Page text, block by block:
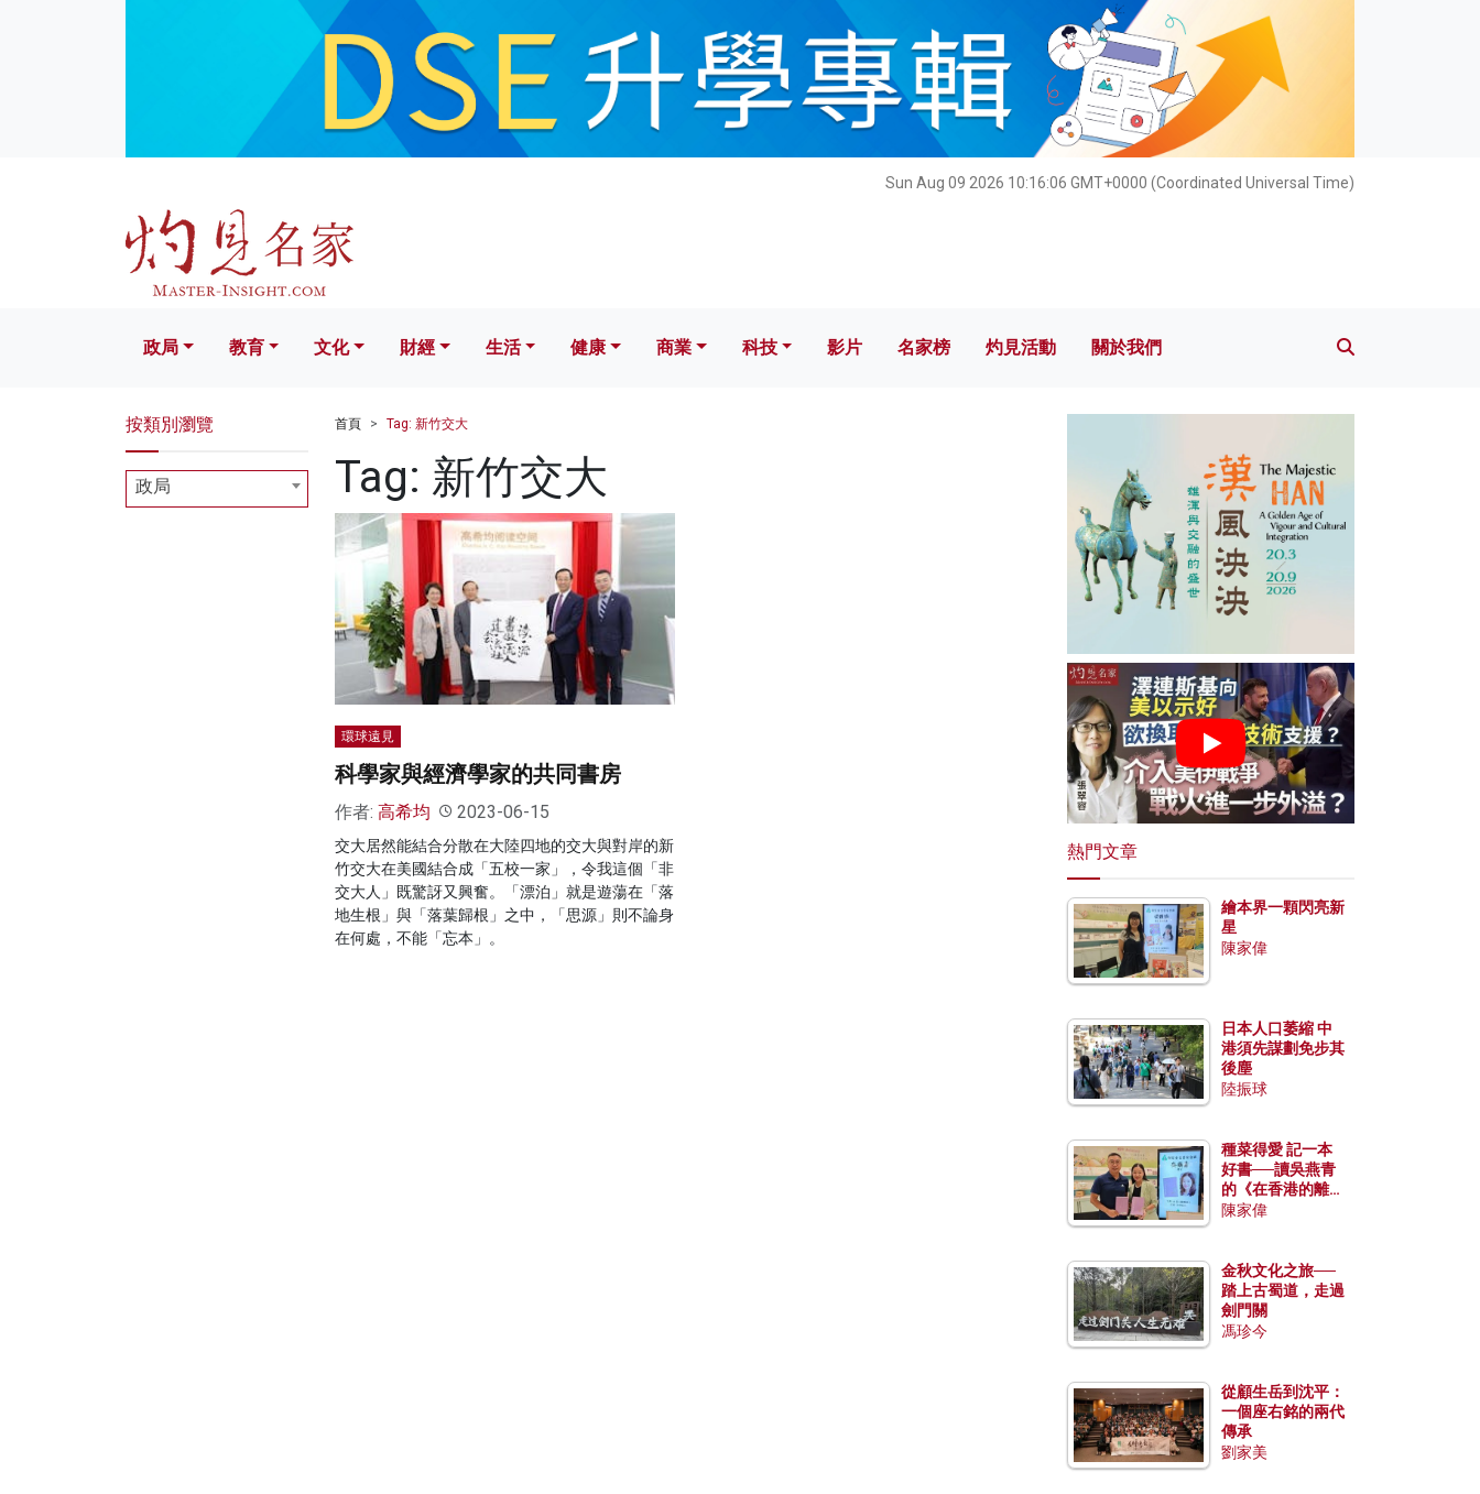
Sun Aug 09 2026 10:16:07 GMT+0000 (Coordinated Universal Time)
文化 財經 生活 健康 科技 影片 名家榜 灼見活動 關於我們
政局 教育 文化 財經 生活 健康 商業 科技 影片 名家榜 灼見活動 關於我們
首頁 Tag: 新竹交大
Tag: 新竹交大
環球遠見
科學家與經濟學家的共同書房
作者: 高希均 2023-06-15
交大居然能結合分散在大陸四地的交大與對岸的新
竹交大在美國結合成「五校一家」，令我這個「非
交大人」既驚訝又興奮。「漂泊」就是遊蕩在「落
地生根」與「落葉歸根」之中，「思源」則不論身
在何處，不能「忘本」。
按類別瀏覽
政局
熱門文章
繪本界一顆閃亮新
星
陳家偉
日本人口萎縮 中
港須先謀劃免步其
後塵
陸振球
種菜得愛 記一本
好書──讀吳燕青
的《在香港的離島
種菜》
陳家偉
金秋文化之旅──
踏上古蜀道，走過
劍門關
馮珍今
從顧生岳到沈平：
一個座右銘的兩代
傳承
劉家美